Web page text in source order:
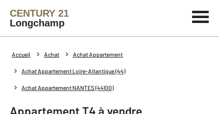
CENTURY 21
Longchamp
Accueil Achat Achat Appartement
Achat Appartement Loire-Atlantique (44)
Achat Appartement NANTES (44100)
Appartement T4 à vendre